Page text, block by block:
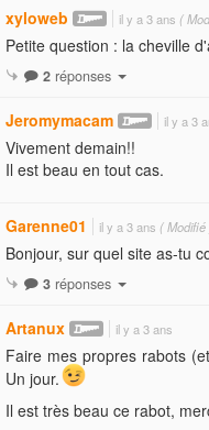
xyloweb il y a 3 ans (
Petite question : la cheville
2 réponses
Jeromymacam il y a 3
Vivement demain!!
Il est beau en tout cas.
Garenne01 il y a 3 ans ( Modifié
Bonjour, sur quel site as-tu
3 réponses
Artanux il y a 3 ans
Faire mes propres rabots
Un jour.
Il est très beau ce rabot,